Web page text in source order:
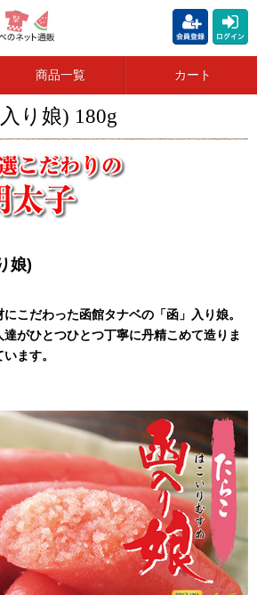
商品一覧 カート
り娘) 180g
娘)
こだわった函館タナベの「函」入り娘。
がひとつひとつ丁寧に丹精こめて造りま
ます。